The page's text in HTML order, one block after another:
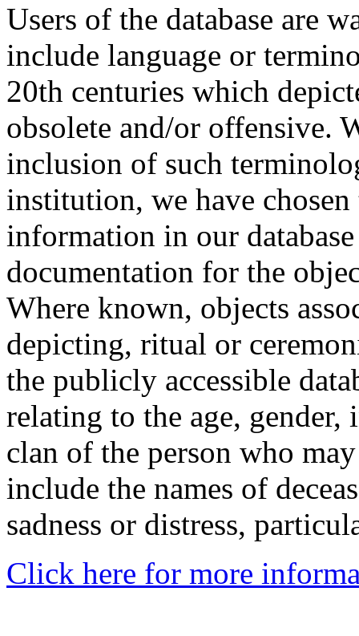
Users of the database are
include language or
20th centuries which
obsolete and/or offensive.
inclusion of such
institution, we have
information in our
documentation for the
Where known, objects
depicting, ritual or
the publicly accessible
relating to the age,
clan of the person who
include the names of
sadness or distress,
Click here for more